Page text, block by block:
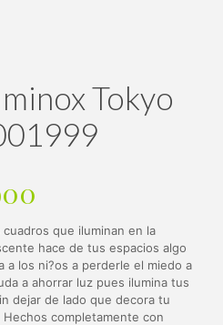
Tokyo
precio
actual
es:
$ 59.900.
que iluminan en la
hace de tus espacios algo
a los ni?os a perderle el miedo a
a ahorrar luz pues ilumina tus
dejar de lado que decora tu
completamente con